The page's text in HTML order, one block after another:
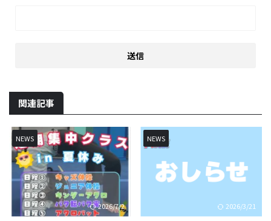
関連記事
NEWS
2026/7/2
NEWS
2026/3/21